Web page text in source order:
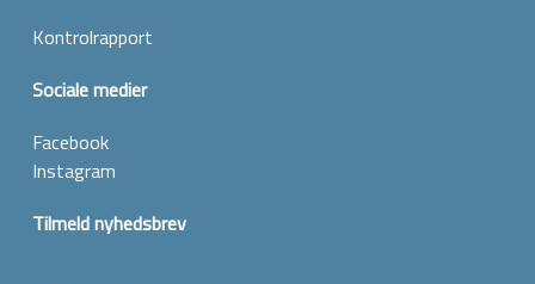
Kontrolrapport
Sociale medier
Facebook
Instagram
Tilmeld nyhedsbrev